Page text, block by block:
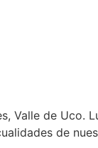
Valle de
de